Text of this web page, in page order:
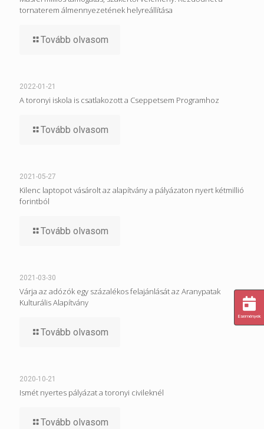
tornaterem álmennyezetének helyreállítása
Tovább olvasom
2022-01-21
A toronyi iskola is csatlakozott a Cseppetsem Programhoz
Tovább olvasom
2021-05-27
Kilenc laptopot vásárolt az alapítvány a pályázaton nyert kétmillió
forintból
Tovább olvasom
2021-03-30
Várja az adózók egy százalékos felajánlását az Aranypatak
Kulturális Alapítvány
Tovább olvasom
2020-10-21
Ismét nyertes pályázat a toronyi civileknél
Tovább olvasom
Események